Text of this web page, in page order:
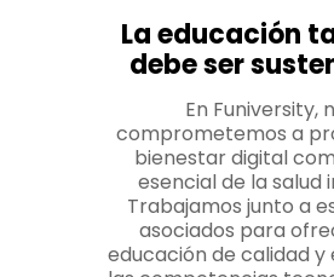
La educación
debe ser
En Funiversity,
comprometemos a
bienestar digital
esencial de la salud
Trabajamos junto a
asociados para
educación de calidad y